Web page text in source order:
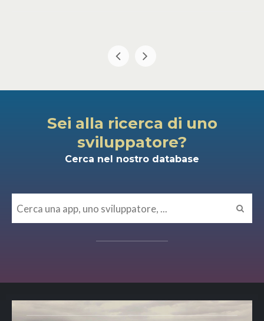
Sei alla ricerca di uno
sviluppatore?
Cerca nel nostro database